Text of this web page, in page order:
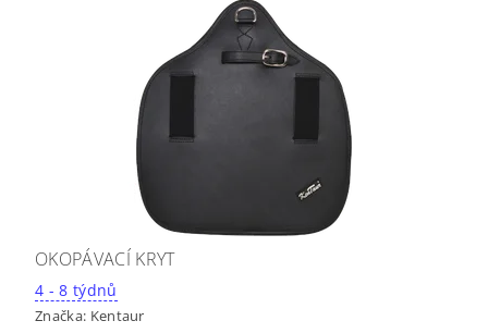
OKOPÁVACÍ KRYT
4 - 8 týdnů
Značka: Kentaur